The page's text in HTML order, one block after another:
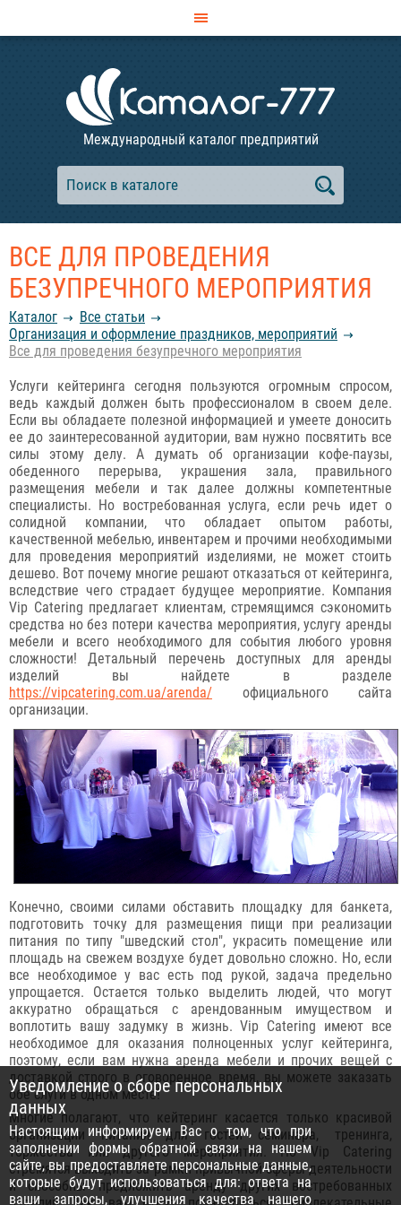
Международный каталог предприятий
ВСЕ ДЛЯ ПРОВЕДЕНИЯ
БЕЗУПРЕЧНОГО МЕРОПРИЯТИЯ
Каталог
Все статьи
Организация и оформление праздников, мероприятий
Все для проведения безупречного мероприятия
Услуги кейтеринга сегодня пользуются огромным спросом,
ведь каждый должен быть профессионалом в своем деле.
Если вы обладаете полезной информацией и умеете доносить
ее до заинтересованной аудитории, вам нужно посвятить все
силы этому делу. А думать об организации кофе-паузы,
обеденного перерыва, украшения зала, правильного
размещения мебели и так далее должны компетентные
специалисты. Но востребованная услуга, если речь идет о
солидной компании, что обладает опытом работы,
качественной мебелью, инвентарем и прочими необходимыми
для проведения мероприятий изделиями, не может стоить
дешево. Вот почему многие решают отказаться от кейтеринга,
вследствие чего страдает будущее мероприятие. Компания
Vip Catering предлагает клиентам, стремящимся сэкономить
средства но без потери качества мероприятия, услугу аренды
мебели и всего необходимого для события любого уровня
сложности! Детальный перечень доступных для аренды
изделий вы найдете в разделе
https://vipcatering.com.ua/arenda/ официального сайта
организации.
Конечно, своими силами обставить площадку для банкета,
подготовить точку для размещения пищи при реализации
питания по типу "шведский стол", украсить помещение или
площадь на свежем воздухе будет довольно сложно. Но, если
все необходимое у вас есть под рукой, задача предельно
упрощается. Остается только выделить людей, что могут
аккуратно обращаться с арендованным имуществом и
воплотить вашу задумку в жизнь. Vip Catering имеют все
необходимое для оказания полноценных услуг кейтеринга,
поэтому, если вам нужна аренда мебели и прочих вещей с
доставкой строго в оговоренное время, вы можете заказать
обе слуги в одном месте!
Многие полагают, что кейтеринг касается только красивой
организации питания для гостей семинара, тренинга,
торжества или другого мероприятия. Но Vip Catering
стремятся выходить за рамки привычной сферы деятельности
и способны предложить аренду других востребованных
Уведомление о сборе персональных
данных
Настоящим информируем Вас о том, что при
заполнении формы обратной связи на нашем
сайте, вы предоставляете персональные данные,
которые будут использоваться для: ответа на
ваши запросы, улучшения качества нашего